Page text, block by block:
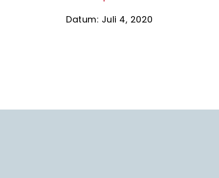
Datum: Juli 4, 2020